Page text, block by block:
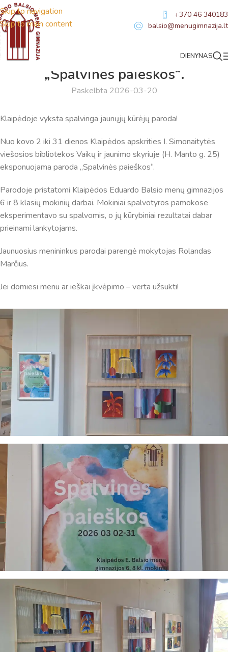
Skip to navigation
Skip to main content
+370 46 340183
balsio@menugimnazija.lt
DIENYNAS
„Spalvinės paieškos“.
Paskelbta 2026-03-20
Klaipėdoje vyksta spalvinga jaunųjų kūrėjų paroda!
Nuo kovo 2 iki 31 dienos Klaipėdos apskrities I. Simonaitytės
viešosios bibliotekos Vaikų ir jaunimo skyriuje (H. Manto g. 25)
eksponuojama paroda „Spalvinės paieškos“.
Parodoje pristatomi Klaipėdos Eduardo Balsio menų gimnazijos
6 ir 8 klasių mokinių darbai. Mokiniai spalvotyros pamokose
eksperimentavo su spalvomis, o jų kūrybiniai rezultatai dabar
prieinami lankytojams.
Jaunuosius menininkus parodai parengė mokytojas Rolandas
Marčius.
Jei domiesi menu ar ieškai įkvėpimo – verta užsukti!
Virtualus asistentas E. Balsio gimnazijos DI
Sveiki! Taip, aš esu virtualus. Tačiau dirbtinis intelektas
dar tobulai atsimenu visą šioje svetainėje pateiktą
informaciją. Jei visgi man pritrūks išmanumo - pateiksiu
Jums reikiamus kontaktus, kur galėsite pasiklausti
atsakingo specialisto.
Taigi... kuo galėčiau Jums padėti?